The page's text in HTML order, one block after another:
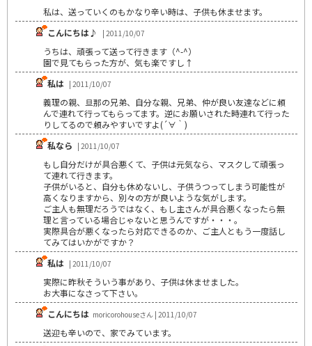
私は、送っていくのもかなり辛い時は、子供も休ませます。
こんにちは♪
| 2011/10/07
うちは、頑張って送って行きます（^-^）
園で見てもらった方が、気も楽ですし↑
私は | 2011/10/07
義理の親、旦那の兄弟、自分な親、兄弟、仲が良い友達などに頼
んで連れて行ってもらってます。逆にお願いされた時連れて行った
りしてるので頼みやすいですよ(´∀｀)
私なら | 2011/10/07
もし自分だけが具合悪くて、子供は元気なら、マスクして頑張っ
て連れて行きます。
子供がいると、自分も休めないし、子供うつってしまう可能性が
高くなりますから、別々の方が良いような気がします。
ご主人も無理だろうではなく、もし主さんが具合悪くなったら無
理と言っている場合じゃないと思うんですが・・・。
実際具合が悪くなったら対応できるのか、ご主人ともう一度話し
てみてはいかがですか？
私は | 2011/10/07
実際に昨秋そういう事があり、子供は休ませました。
お大事になさって下さい。
こんにちは moricorohouseさん | 2011/10/07
送迎も辛いので、家でみています。